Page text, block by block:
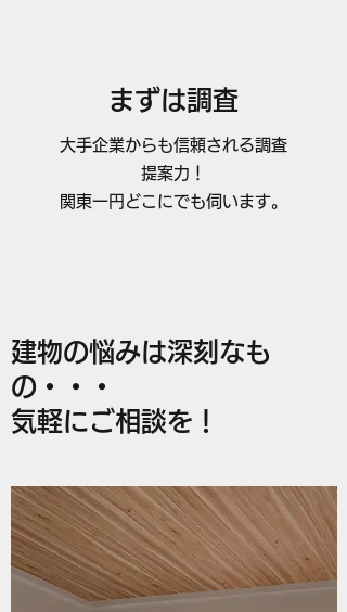
まずは調査
大手企業からも信頼される調査
提案力！
関東一円どこにでも伺います。
建物の悩みは深刻なも
の・・・
気軽にご相談を！